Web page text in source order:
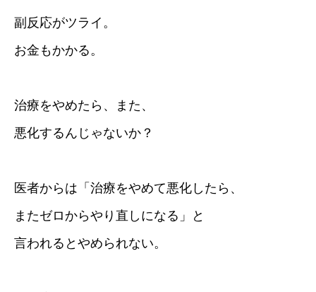
副反応がツライ。
お金もかかる。
治療をやめたら、また、
悪化するんじゃないか？
医者からは「治療をやめて悪化したら、
またゼロからやり直しになる」と
言われるとやめられない。